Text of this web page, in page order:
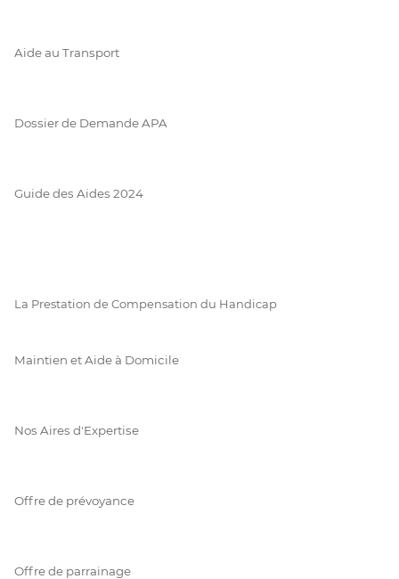
Aide au Transport
Dossier de Demande APA
Guide des Aides 2024
La Prestation de Compensation du Handicap
Maintien et Aide à Domicile
Nos Aires d'Expertise
Offre de prévoyance
Offre de parrainage